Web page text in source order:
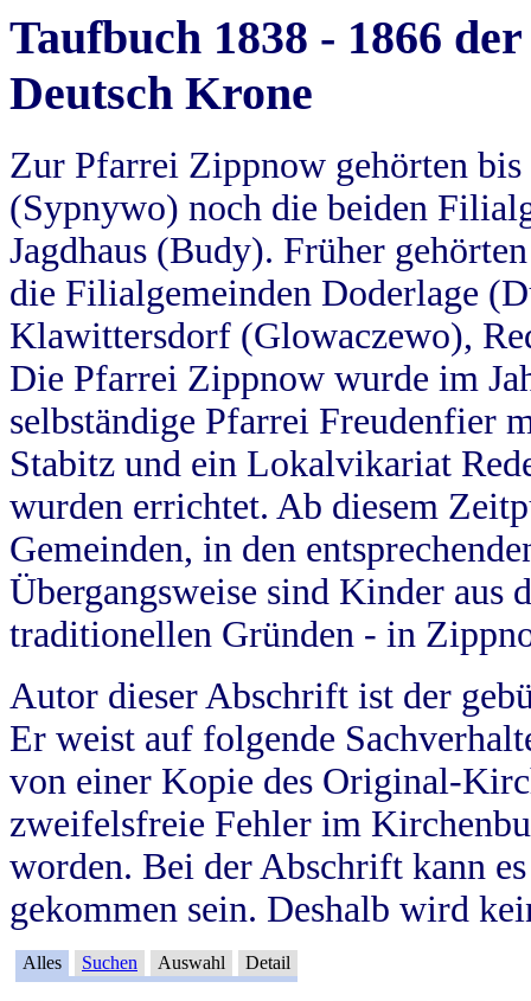
Taufbuch 1838 - 1866
Deutsch Krone
Zur Pfarrei Zippnow gehörten
(Sypnywo) noch die beiden
Jagdhaus (Budy). Früher
die Filialgemeinden Doderlage
Klawittersdorf (Glowaczewo),
Die Pfarrei Zippnow wurde im
selbständige Pfarrei Freudenfier
Stabitz und ein Lokalvikariat
wurden errichtet. Ab diesem
Gemeinden, in den
Übergangsweise sind Kinder aus
traditionellen Gründen - in
Autor dieser Abschrift ist der
Er weist auf folgende
von einer Kopie des Original-
zweifelsfreie Fehler im
worden. Bei der Abschrift kann
gekommen sein. Deshalb wird
Alles Suchen Auswahl Detail